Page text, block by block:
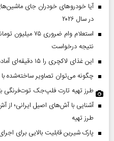
آیا خودروهای خودران جای
در سال ۲۰۲۶
استعلام وام
نتیجه درخواست
این غذای لاکچری را ۱۵ دقیقه‌ای آماده کنید
چگونه می‌توان تصاویر
طرز تهیه تارت فلپ‌جک توت‌فرنگی
آشنایی با آش‌های اصیل ایرانی؛
طرز تهیه
پارک شیرین قابلیت‌ بالایی برای